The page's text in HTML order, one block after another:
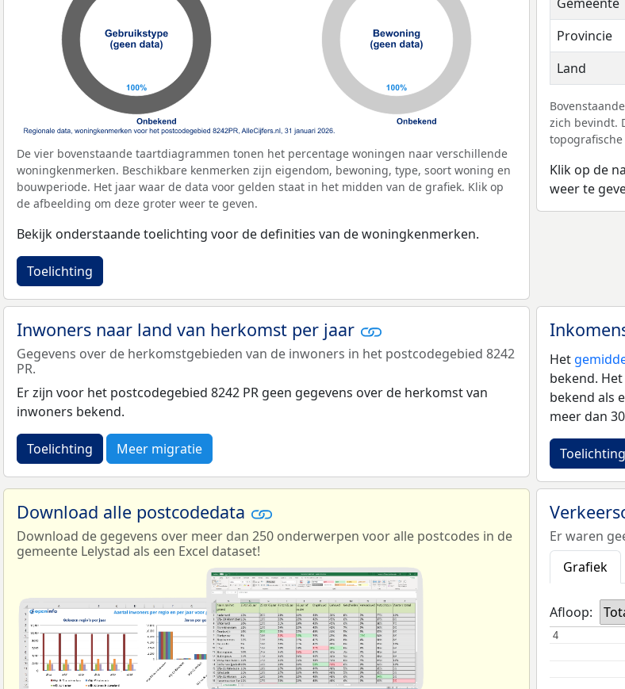
De vier bovenstaande taartdiagrammen tonen het percentage woningen naar verschillende
woningkenmerken. Beschikbare kenmerken zijn eigendom, bewoning, type, soort woning en
bouwperiode. Het jaar waar de data voor gelden staat in het midden van de grafiek. Klik op
de afbeelding om deze groter weer te geven.
Bekijk onderstaande toelichting voor de definities van de woningkenmerken.
Toelichting
Provincie
Land
zich bevindt.
Klik op de
weer te
Inwoners naar land van herkomst per jaar
Gegevens over de herkomstgebieden van de inwoners in het postcodegebied 8242
PR.
Er zijn voor het postcodegebied 8242 PR geen gegevens over de herkomst van
inwoners bekend.
Toelichting Meer migratie
Het
bekend.
bekend als
meer dan
Toelichting
Download alle postcodedata
Download de gegevens over meer dan 250 onderwerpen voor alle postcodes in de
gemeente Lelystad als een Excel dataset!
Er waren
Grafiek
Afloop:
4
4